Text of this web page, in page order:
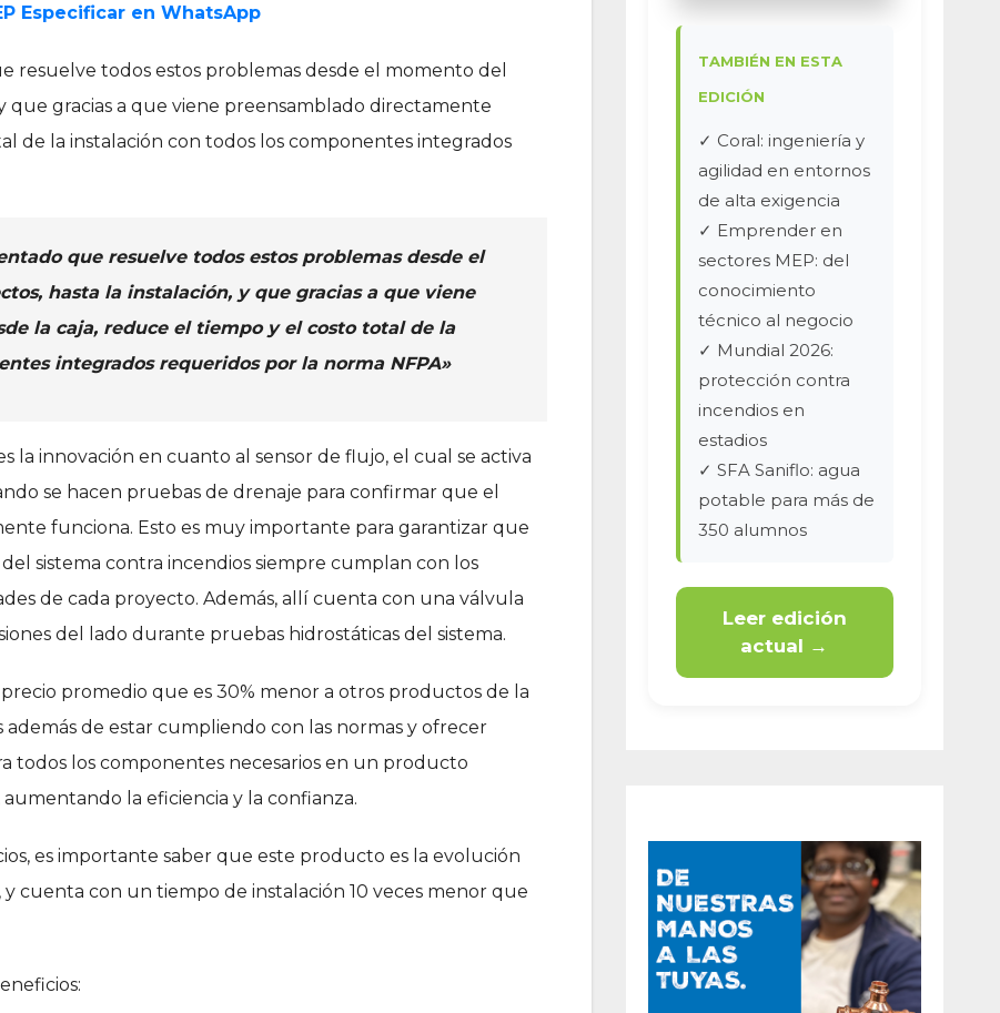
Especificar en WhatsApp
resuelve todos estos problemas desde el momento del
que gracias a que viene preensamblado directamente
de la instalación con todos los componentes integrados
que resuelve todos estos problemas desde el
hasta la instalación, y que gracias a que viene
la caja, reduce el tiempo y el costo total de la
integrados requeridos por la norma NFPA»
la innovación en cuanto al sensor de flujo, el cual se activa
se hacen pruebas de drenaje para confirmar que el
funciona. Esto es muy importante para garantizar que
sistema contra incendios siempre cumplan con los
de cada proyecto. Además, allí cuenta con una válvula
del lado durante pruebas hidrostáticas del sistema.
promedio que es 30% menor a otros productos de la
de estar cumpliendo con las normas y ofrecer
todos los componentes necesarios en un producto
la eficiencia y la confianza.
es importante saber que este producto es la evolución
cuenta con un tiempo de instalación 10 veces menor que
TAMBIÉN EN ESTA
EDICIÓN
✓ Coral: ingeniería y
agilidad en entornos
de alta exigencia
✓ Emprender en
sectores MEP: del
conocimiento
técnico al negocio
✓ Mundial 2026:
protección contra
incendios en
estadios
✓ SFA Saniflo: agua
potable para más de
350 alumnos
Leer edición
actual →